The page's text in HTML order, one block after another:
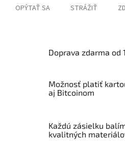
OPÝTAŤ SA STRÁŽIŤ
Doprava zdarma od
Možnosť platiť
aj Bitcoinom
Každú zásielku
kvalitných